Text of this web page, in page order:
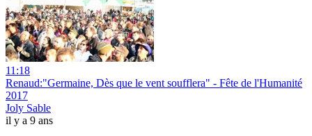
11:18
Renaud:"Germaine, Dès que le vent soufflera" - Fête de l'Humanité
2017
Joly Sable
il y a 9 ans